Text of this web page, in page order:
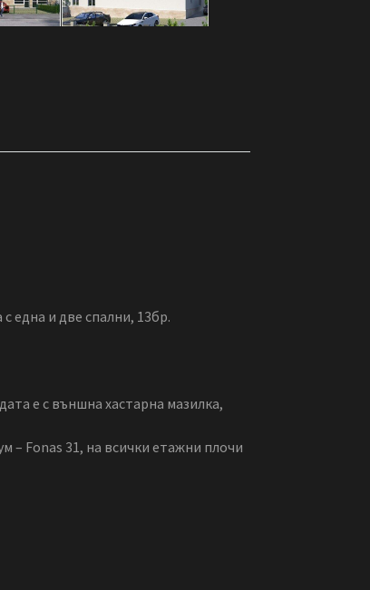
една и две спални, 13бр.
е с външна хастарна мазилка,
– Fonas 31, на всички етажни плочи